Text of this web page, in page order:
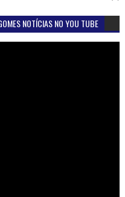
NOTÍCIAS NO YOU TUBE